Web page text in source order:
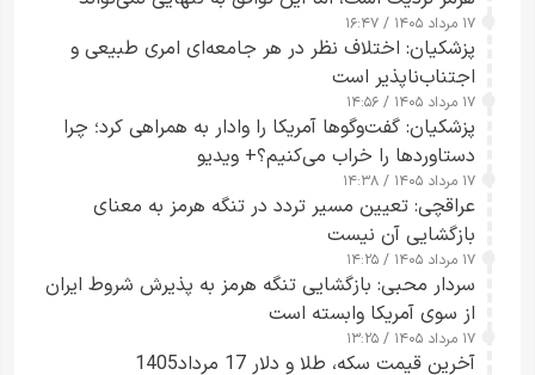
آبراه را آزاد کند
۱۷ مرداد ۱۴۰۵ / ۱۶:۴۷
پزشکیان: اختلاف نظر در هر جامعه‌ای امری طبیعی و
اجتناب‌ناپذیر است
۱۷ مرداد ۱۴۰۵ / ۱۴:۵۶
پزشکیان: گفت‌وگوها آمریکا را وادار به همراهی کرد؛ چرا
دستاوردها را خراب می‌کنیم؟+ ویدیو
۱۷ مرداد ۱۴۰۵ / ۱۴:۳۸
عراقچی: تعیین مسیر تردد در تنگه هرمز به معنای
بازگشایی آن نیست
۱۷ مرداد ۱۴۰۵ / ۱۴:۲۵
سردار محبی: بازگشایی تنگه هرمز به پذیرش شروط ایران
از سوی آمریکا وابسته است
۱۷ مرداد ۱۴۰۵ / ۱۳:۲۵
آخرین قیمت سکه، طلا و دلار 17 مرداد1405